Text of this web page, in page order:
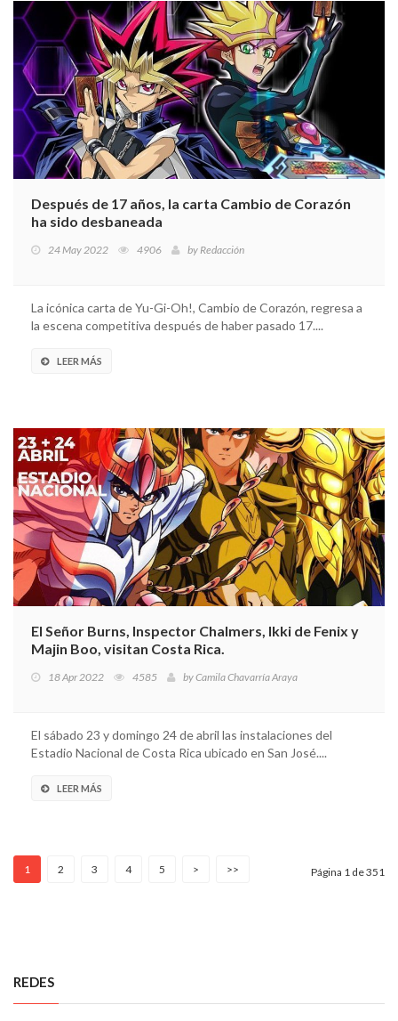
Después de 17 años, la carta Cambio de Corazón
ha sido desbaneada
24 May 2022 4906 byRedacción
La icónica carta de Yu-Gi-Oh!, Cambio de Corazón, regresa a
la escena competitiva después de haber pasado 17....
LEER MÁS
El Señor Burns, Inspector Chalmers, Ikki de Fenix y
Majin Boo, visitan Costa Rica.
18 Apr 2022 4585 byCamila Chavarría Araya
El sábado 23 y domingo 24 de abril las instalaciones del
Estadio Nacional de Costa Rica ubicado en San José....
LEER MÁS
1 2 3 4 5 > >> Página 1 de 351
REDES